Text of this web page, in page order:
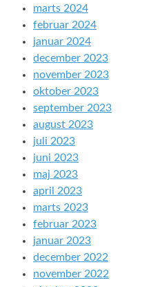
marts 2024
februar 2024
januar 2024
december 2023
november 2023
oktober 2023
september 2023
august 2023
juli 2023
juni 2023
maj 2023
april 2023
marts 2023
februar 2023
januar 2023
december 2022
november 2022